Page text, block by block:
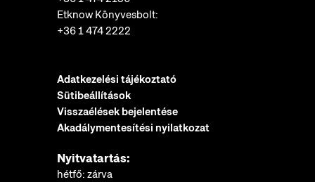
Etknow Könyvesbolt:
+36 1 474 2222
Adatkezelési tájékoztató
Sütibeállítások
Visszaélések bejelentése
Akadálymentesítési nyilatkozat
Nyitvatartás:
hétfő: zárva